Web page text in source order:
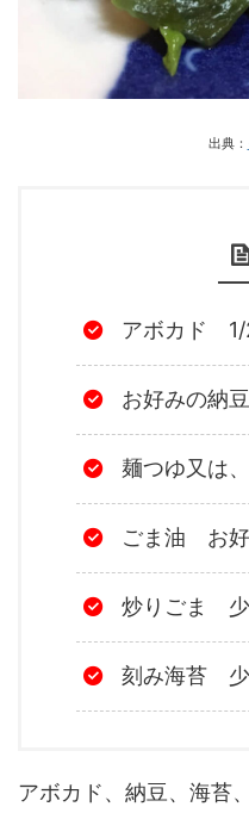
出典：
アボカド 1/
お好みの納
麺つゆ又は
ごま油 お
炒りごま 少
刻み海苔 少
アボカド、納豆、海苔